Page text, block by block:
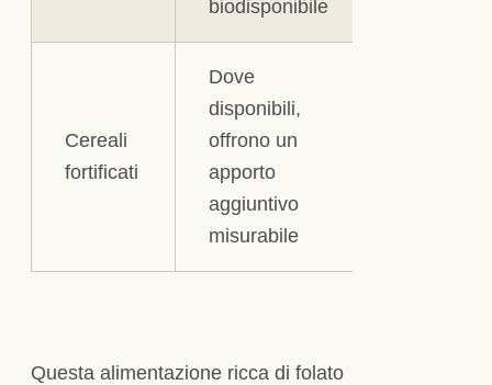
biodisponibile
Cereali
fortificati
Dove
disponibili,
offrono un
apporto
aggiuntivo
misurabile
Questa alimentazione ricca di folato